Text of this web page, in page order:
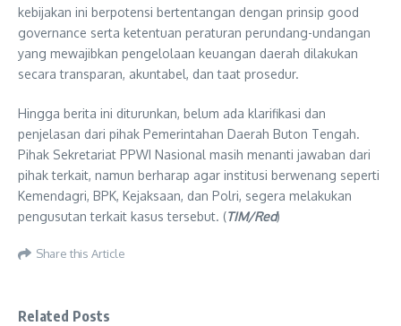
kebijakan ini berpotensi bertentangan dengan prinsip good
governance serta ketentuan peraturan perundang-undangan
yang mewajibkan pengelolaan keuangan daerah dilakukan
secara transparan, akuntabel, dan taat prosedur.
Hingga berita ini diturunkan, belum ada klarifikasi dan
penjelasan dari pihak Pemerintahan Daerah Buton Tengah.
Pihak Sekretariat PPWI Nasional masih menanti jawaban dari
pihak terkait, namun berharap agar institusi berwenang seperti
Kemendagri, BPK, Kejaksaan, dan Polri, segera melakukan
pengusutan terkait kasus tersebut. (TIM/Red)
Share this Article
Related Posts